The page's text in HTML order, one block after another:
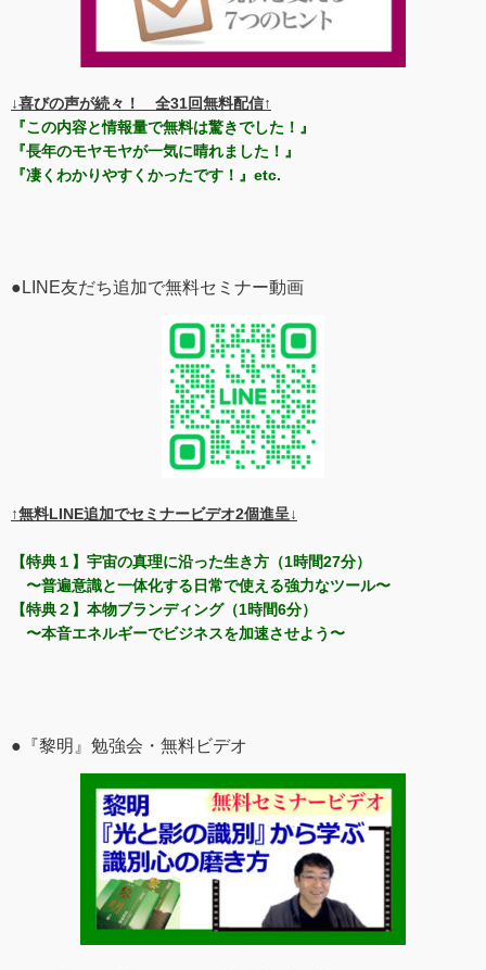
↓喜びの声が続々！ 全31回無料配信↑
『この内容と情報量で無料は驚きでした！』
『長年のモヤモヤが一気に晴れました！』
『凄くわかりやすくかったです！』etc.
●LINE友だち追加で無料セミナー動画
↑無料LINE追加でセミナービデオ2個進呈↓
【特典１】宇宙の真理に沿った生き方（1時間27分）
〜普遍意識と一体化する日常で使える強力なツール〜
【特典２】本物ブランディング（1時間6分）
〜本音エネルギーでビジネスを加速させよう〜
●『黎明』勉強会・無料ビデオ